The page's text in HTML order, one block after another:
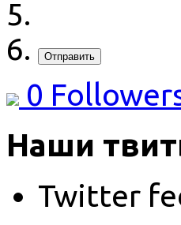
Отправить
0
Наши
Twitter